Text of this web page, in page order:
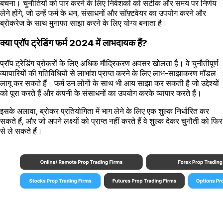
बचना। चुनौतियों को पार करने के लिए निवेशकों को सटीक और समय पर निर्णय
लेने होंगे, जो उन्हें फर्म के धन, संसाधनों और सॉफ़्टवेयर का उपयोग करने और
ब्रोकरेज के साथ मुनाफा साझा करने के लिए योग्य बनाता है।
क्या प्रॉप ट्रेडिंग फर्म 2024 में लाभदायक हैं?
प्रॉप ट्रेडिंग ब्रोकरों के लिए अधिक मौद्रिकरण अवसर खोलता है। वे चुनौतीपूर्ण
व्यापारियों की गतिविधियों से लाभांश प्राप्त करने के लिए लाभ-साझाकरण मॉडल
लागू कर सकते हैं। फर्म उन लोगों के साथ भी आय साझा कर सकती है जो उद्देश्यों
को पूरा करते हैं और कंपनी के संसाधनों का उपयोग करके व्यापार करते हैं।
इसके अलावा, ब्रोकर प्रतियोगिता में भाग लेने के लिए एक शुल्क निर्धारित कर
सकते हैं, और जो अपने लक्ष्यों को प्राप्त नहीं करते हैं वे शुल्क देकर चुनौती को फिर
से ले सकते हैं।